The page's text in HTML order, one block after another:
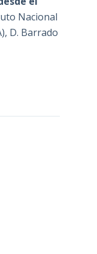
Nacional
D. Barrado